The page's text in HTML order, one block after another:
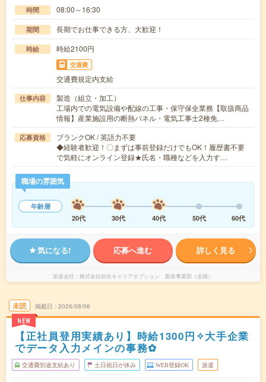
時間 08:00～16:30
期間 長期でお仕事できる方、大歓迎！
時給 時給2100円
交通費
交通費規定内支給
仕事内容
製造（組立・加工）
工場内での電気設備や配線の工事・保守保全業務【取扱商品
情報】産業施設用の断熱パネル・電気工事士2種免…
応募資格
ブランクOK / 英語力不要
◆経験者歓迎！〇まずは事前登録だけでもOK！履歴書不要
で気軽にオンライン登録★氏名・職種などを入力す…
職場の雰囲気
年齢層
20代
30代 40代 50代 60代
気になる! 応募へ進む 詳しく見る
派遣会社 株式会社綜合キャリアオプション 製造事業部（全国）
未読
NEW
掲載日 2026/08/06
【正社員登用実績あり】時給1300円✧大手企業
でデータ入力メインの事務✿
交通費別途支給あり 土日祝日が休み WEB登録OK 派遣